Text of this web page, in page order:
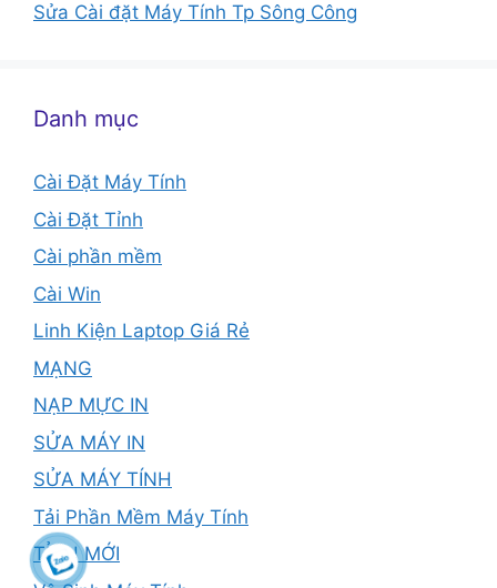
Sửa Cài đặt Máy Tính Tp Sông Công
Danh mục
Cài Đặt Máy Tính
Cài Đặt Tỉnh
Cài phần mềm
Cài Win
Linh Kiện Laptop Giá Rẻ
MẠNG
NẠP MỰC IN
SỬA MÁY IN
SỬA MÁY TÍNH
Tải Phần Mềm Máy Tính
TỈNH MỚI